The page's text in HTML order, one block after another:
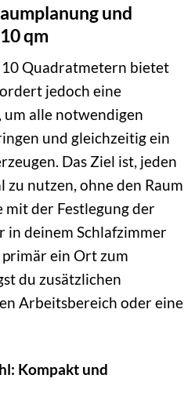
und
qm
Quadratmetern bietet
jedoch eine
alle notwendigen
und gleichzeitig ein
Das Ziel ist, jeden
nutzen, ohne den Raum
mit der Festlegung der
in deinem Schlafzimmer
ein Ort zum
du zusätzlichen
Arbeitsbereich oder eine
Kompakt und